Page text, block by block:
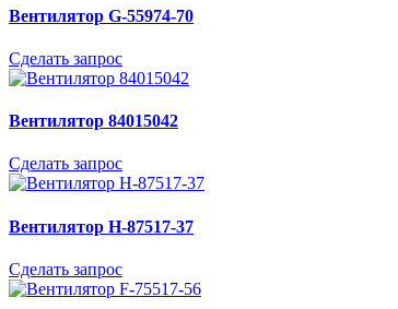
Вентилятор G-55974-70
Сделать запрос
Вентилятор 84015042
Сделать запрос
Вентилятор H-87517-37
Сделать запрос